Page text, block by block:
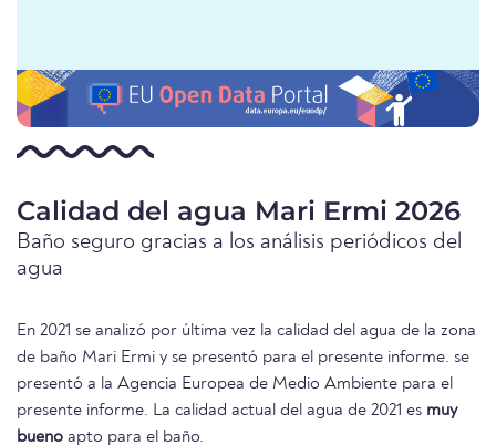
Calidad del agua Mari Ermi 2026
Baño seguro gracias a los análisis periódicos del
agua
En 2021 se analizó por última vez la calidad del agua de la zona
de baño Mari Ermi y se presentó para el presente informe. se
presentó a la Agencia Europea de Medio Ambiente para el
presente informe. La calidad actual del agua de 2021 es muy
bueno apto para el baño.